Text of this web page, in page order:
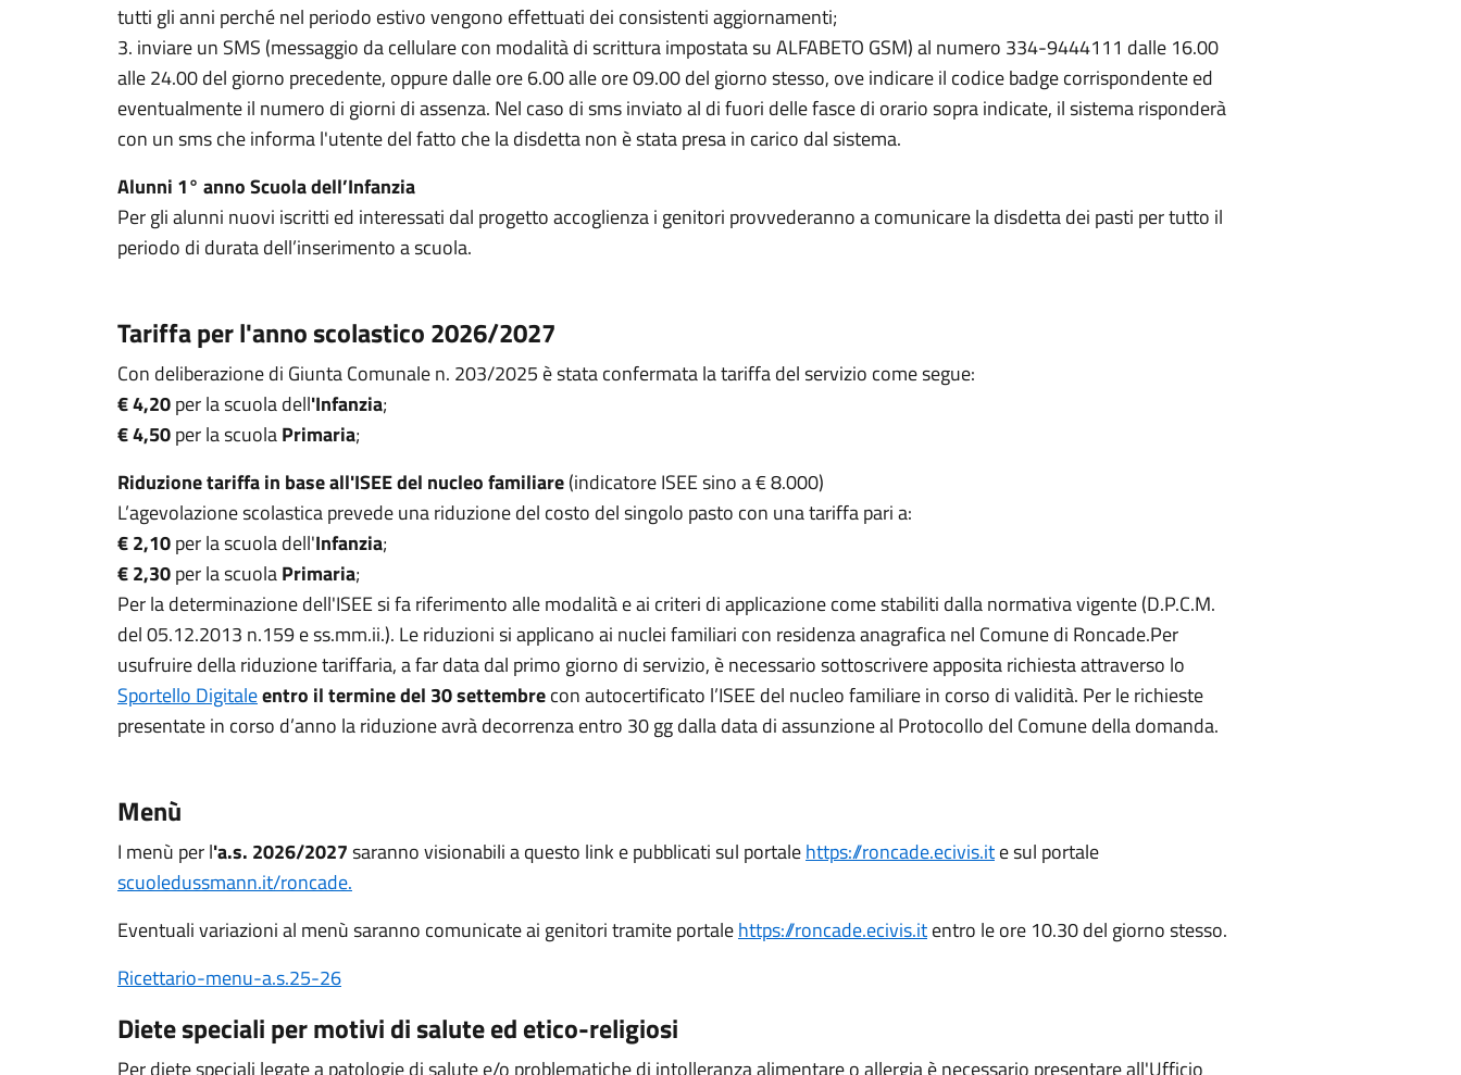
tutti gli anni perché nel periodo estivo vengono effettuati dei consistenti aggiornamenti;
3. inviare un SMS (messaggio da cellulare con modalità di scrittura impostata su ALFABETO GSM) al numero 334-9444111 dalle 16.00
alle 24.00 del giorno precedente, oppure dalle ore 6.00 alle ore 09.00 del giorno stesso, ove indicare il codice badge corrispondente ed
eventualmente il numero di giorni di assenza. Nel caso di sms inviato al di fuori delle fasce di orario sopra indicate, il sistema risponderà
con un sms che informa l'utente del fatto che la disdetta non è stata presa in carico dal sistema.
Alunni 1° anno Scuola dell’Infanzia
Per gli alunni nuovi iscritti ed interessati dal progetto accoglienza i genitori provvederanno a comunicare la disdetta dei pasti per tutto il
periodo di durata dell’inserimento a scuola.
Tariffa per l'anno scolastico 2026/2027
Con deliberazione di Giunta Comunale n. 203/2025 è stata confermata la tariffa del servizio come segue:
€ 4,20per la scuola dell'Infanzia;
€ 4,50per la scuolaPrimaria;
Riduzione tariffa in base all'ISEE del nucleo familiare(indicatore ISEE sino a € 8.000)
L’agevolazione scolastica prevede una riduzione del costo del singolo pasto con una tariffa pari a:
€ 2,10per la scuola dell'Infanzia;
€ 2,30per la scuolaPrimaria;
Per la determinazione dell'ISEE si fa riferimento alle modalità e ai criteri di applicazione come stabiliti dalla normativa vigente (D.P.C.M.
del 05.12.2013 n.159 e ss.mm.ii.). Le riduzioni si applicano ai nuclei familiari con residenza anagrafica nel Comune di Roncade.Per
usufruire della riduzione tariffaria, a far data dal primo giorno di servizio, è necessario sottoscrivere apposita richiesta attraverso lo
Sportello Digitaleentro il termine del 30 settembrecon autocertificato l’ISEE del nucleo familiare in corso di validità. Per le richieste
presentate in corso d’anno la riduzione avrà decorrenza entro 30 gg dalla data di assunzione al Protocollo del Comune della domanda.
Menù
I menù per l'a.s. 2026/2027saranno visionabili a questo link e pubblicati sul portalehttps://roncade.ecivis.ite sul portale
scuoledussmann.it/roncade.
Eventuali variazioni al menù saranno comunicate ai genitori tramite portalehttps://roncade.ecivis.itentro le ore 10.30 del giorno stesso.
Ricettario-menu-a.s.25-26
Diete speciali per motivi di salute ed etico-religiosi
Per diete speciali legate a patologie di salute e/o problematiche di intolleranza alimentare o allergia è necessario presentare all'Ufficio